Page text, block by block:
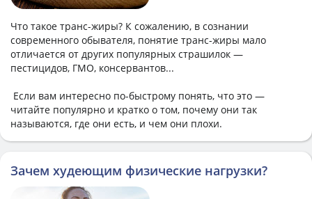
Что такое транс-жиры? К сожалению, в сознании
современного обывателя, понятие транс-жиры мало
отличается от других популярных страшилок —
пестицидов, ГМО, консервантов...
Если вам интересно по-быстрому понять, что это —
читайте популярно и кратко о том, почему они так
называются, где они есть, и чем они плохи.
Зачем худеющим физические нагрузки?